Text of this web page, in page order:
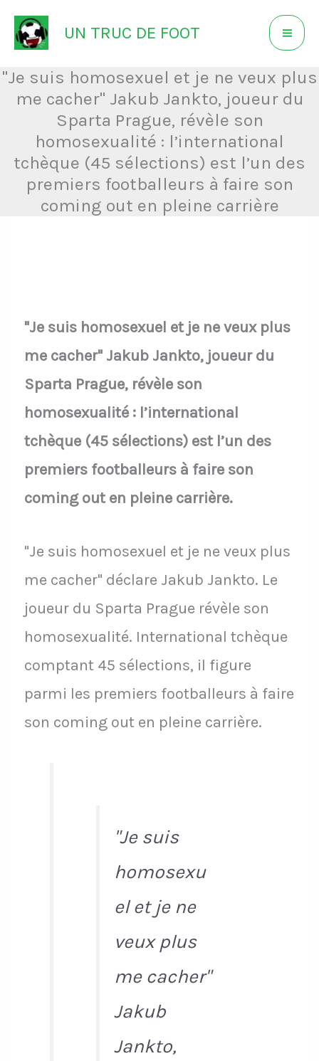
Aller
au
contenu
UN TRUC DE FOOT
"Je suis homosexuel et je ne veux plus
me cacher" Jakub Jankto, joueur du
Sparta Prague, révèle son
homosexualité : l’international
tchèque (45 sélections) est l’un des
premiers footballeurs à faire son
coming out en pleine carrière
"Je suis homosexuel et je ne veux plus
me cacher" Jakub Jankto, joueur du
Sparta Prague, révèle son
homosexualité : l’international
tchèque (45 sélections) est l’un des
premiers footballeurs à faire son
coming out en pleine carrière.
"Je suis homosexuel et je ne veux plus
me cacher" déclare Jakub Jankto. Le
joueur du Sparta Prague révèle son
homosexualité. International tchèque
comptant 45 sélections, il figure
parmi les premiers footballeurs à faire
son coming out en pleine carrière.
"Je suis
homosexu
el et je ne
veux plus
me cacher"
Jakub
Jankto,